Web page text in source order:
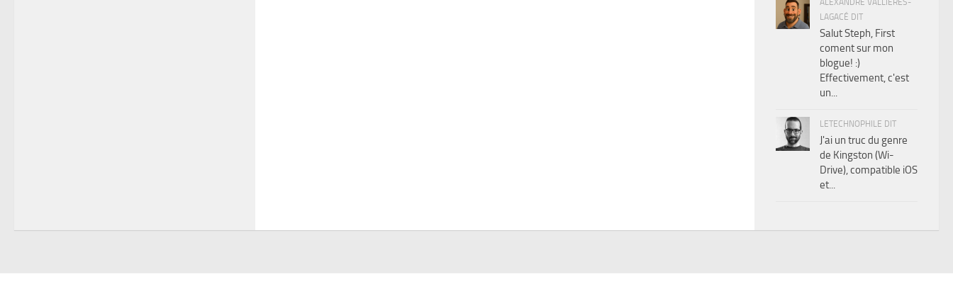
ALEXANDRE VALLIÈRES-
LAGACÉ DIT
Salut Steph, First
coment sur mon
blogue! :)
Effectivement, c'est
un...
LETECHNOPHILE DIT
J'ai un truc du genre
de Kingston (Wi-
Drive), compatible iOS
et...